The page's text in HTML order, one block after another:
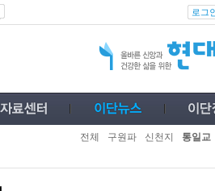
로그
전체 구원파 신천지 통일교